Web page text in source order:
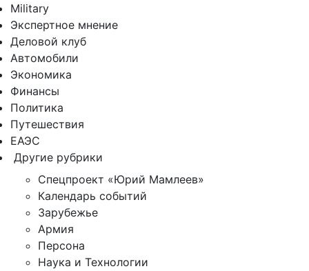
Military
Экспертное мнение
Деловой клуб
Автомобили
Экономика
Финансы
Политика
Путешествия
ЕАЭС
Другие рубрики
Спецпроект «Юрий Мамлеев»
Календарь событий
Зарубежье
Армия
Персона
Наука и Технологии